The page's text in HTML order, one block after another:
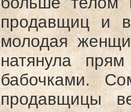
продавщиц и
молодая
натянула
бабочками.
продавщицы